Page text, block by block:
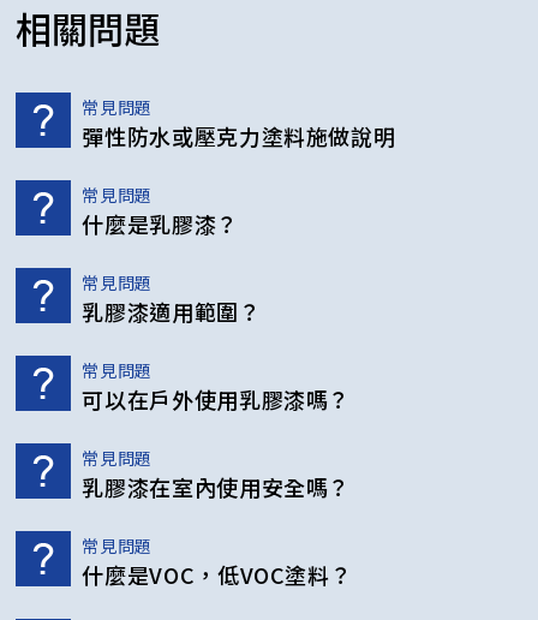
相關問題
常見問題
彈性防水或壓克力塗料施做說明
常見問題
什麼是乳膠漆？
常見問題
乳膠漆適用範圍？
常見問題
可以在戶外使用乳膠漆嗎？
常見問題
乳膠漆在室內使用安全嗎？
常見問題
什麼是VOC，低VOC塗料？